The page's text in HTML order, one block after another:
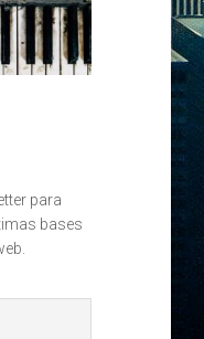
para
bases